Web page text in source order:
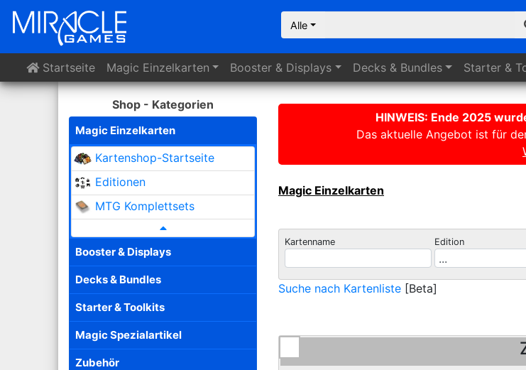
Alle
Startseite Magic Einzelkarten Booster & Displays Decks & Bundles Starter &
Shop - Kategorien
Magic Einzelkarten
Kartenshop-Startseite
Editionen
MTG Komplettsets
Booster & Displays
Decks & Bundles
Starter & Toolkits
Magic Spezialartikel
Zubehör
HINWEIS: Ende 2025
Das aktuelle Angebot ist für
Magic Einzelkarten
Kartenname Edition
Suche nach Kartenliste [Beta]